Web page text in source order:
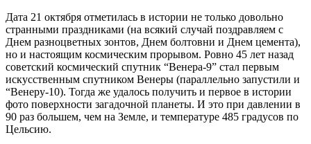
Дата 21 октября отметилась в истории не только довольно
странными праздниками (на всякий случай поздравляем с
Днем разноцветных зонтов, Днем болтовни и Днем цемента),
но и настоящим космическим прорывом. Ровно 45 лет назад
советский космический спутник “Венера-9” стал первым
искусственным спутником Венеры (параллельно запустили и
“Венеру-10). Тогда же удалось получить и первое в истории
фото поверхности загадочной планеты. И это при давлении в
90 раз большем, чем на Земле, и температуре 485 градусов по
Цельсию.